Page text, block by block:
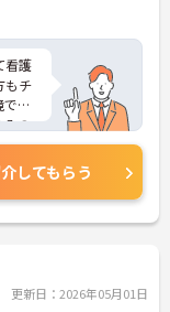
看護
もチ
す
みの
なく
合わ
してもらう
更新日：2026年05月01日